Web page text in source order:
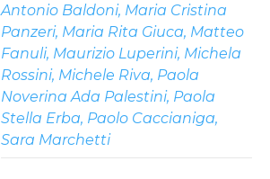
Antonio Baldoni, Maria Cristina
Panzeri, Maria Rita Giuca, Matteo
Fanuli, Maurizio Luperini, Michela
Rossini, Michele Riva, Paola
Noverina Ada Palestini, Paola
Stella Erba, Paolo Caccianiga,
Sara Marchetti